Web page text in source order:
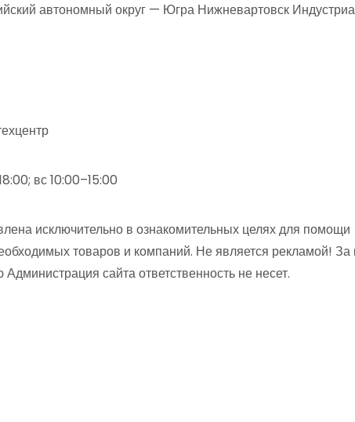
автономный округ — Югра Нижневартовск
вс 10:00–15:00
исключительно в ознакомительных целях для помощи
товаров и компаний. Не является рекламой!
сайта ответственность не несет.